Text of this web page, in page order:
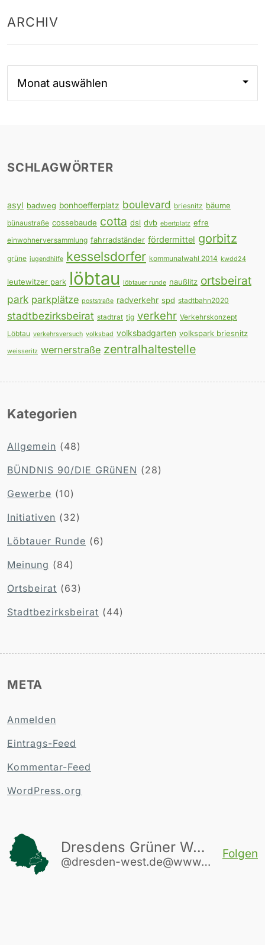
ARCHIV
SCHLAGWÖRTER
asyl badweg bonhoefferplatz boulevard briesnitz bäume
bünaustraße cossebaude cotta dsl dvb ebertplatz efre
einwohnerversammlung fahrradständer fördermittel gorbitz
grüne jugendhilfe kesselsdorfer kommunalwahl 2014 kwdd24
leutewitzer park löbtau löbtauer runde naußlitz ortsbeirat
park parkplätze poststraße radverkehr spd stadtbahn2020
stadtbezirksbeirat stadtrat tjg verkehr Verkehrskonzept
Löbtau verkehrsversuch volksbad volksbadgarten volkspark briesnitz
weisseritz wernerstraße zentralhaltestelle
Kategorien
Allgemein (48)
BÜNDNIS 90/DIE GRüNEN (28)
Gewerbe (10)
Initiativen (32)
Löbtauer Runde (6)
Meinung (84)
Ortsbeirat (63)
Stadtbezirksbeirat (44)
META
Anmelden
Eintrags-Feed
Kommentar-Feed
WordPress.org
Dresdens Grüner Westen
@dresden-west.de@www.dresden-west.de
Folgen